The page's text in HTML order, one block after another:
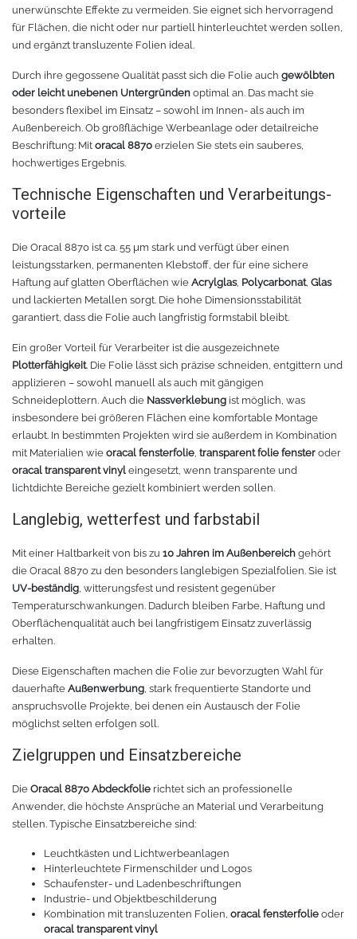
Übersicht
Chemica Firstmark
Chemica Hotmark
Chemica Holograflex
Chemica Upperflok
Chemica Sunmark
Chemica Printbar
Chemica Reflex
Chemica Darklite
Chemica Metallic
Chemica Fashion
Transferpapier
Transferfolie
Chemica Quickflex
Chemica Hotmark Revolution
Chemica Bling-Bling
Chemica Allmark
Chemica Carbon
Sonnenschutzfolie für Autos
Sonnenschutzfolie für Gebäude
Daylight
Griffe
Schnellspanner
Taschen und Kisten
Ausstattung für Taschen
Werkzeugtasche
Werkzeugkasten
Reinigung
Tücher
Reinigungsset
Glasschaber
Verpackungsmaschinen
Klebeband
Ausrüstung
Rollenhalter
infokarten
Rollenständer
Materialrollen
Zubehör für Transferpressen
Teflonkissen
Silikonmatten zum backen
Verschiedenes
unerwünschte Effekte zu vermeiden. Sie eignet sich hervorragend
für Flächen, die nicht oder nur partiell hinterleuchtet werden sollen,
und ergänzt transluzente Folien ideal.
Durch ihre gegossene Qualität passt sich die Folie auch gewölbten
oder leicht unebenen Untergründen optimal an. Das macht sie
besonders flexibel im Einsatz – sowohl im Innen- als auch im
Außenbereich. Ob großflächige Werbeanlage oder detailreiche
Beschriftung: Mit oracal 8870 erzielen Sie stets ein sauberes,
hochwertiges Ergebnis.
Technische Eigenschaften und Verarbeitungs­
vorteile
Die Oracal 8870 ist ca. 55 µm stark und verfügt über einen
leistungsstarken, permanenten Klebstoff, der für eine sichere
Haftung auf glatten Oberflächen wie Acrylglas, Polycarbonat, Glas
und lackierten Metallen sorgt. Die hohe Dimensionsstabilität
garantiert, dass die Folie auch langfristig formstabil bleibt.
Ein großer Vorteil für Verarbeiter ist die ausgezeichnete
Plotterfähigkeit. Die Folie lässt sich präzise schneiden, entgittern und
applizieren – sowohl manuell als auch mit gängigen
Schneideplottern. Auch die Nassverklebung ist möglich, was
insbesondere bei größeren Flächen eine komfortable Montage
erlaubt. In bestimmten Projekten wird sie außerdem in Kombination
mit Materialien wie oracal fensterfolie, transparent folie fenster oder
oracal transparent vinyl eingesetzt, wenn transparente und
lichtdichte Bereiche gezielt kombiniert werden sollen.
Langlebig, wetterfest und farbstabil
Mit einer Haltbarkeit von bis zu 10 Jahren im Außenbereich gehört
die Oracal 8870 zu den besonders langlebigen Spezialfolien. Sie ist
UV-beständig, witterungsfest und resistent gegenüber
Temperaturschwankungen. Dadurch bleiben Farbe, Haftung und
Oberflächenqualität auch bei langfristigem Einsatz zuverlässig
erhalten.
Diese Eigenschaften machen die Folie zur bevorzugten Wahl für
dauerhafte Außenwerbung, stark frequentierte Standorte und
anspruchsvolle Projekte, bei denen ein Austausch der Folie
möglichst selten erfolgen soll.
Zielgruppen und Einsatzbereiche
Die Oracal 8870 Abdeckfolie richtet sich an professionelle
Anwender, die höchste Ansprüche an Material und Verarbeitung
stellen. Typische Einsatzbereiche sind:
Leuchtkästen und Lichtwerbeanlagen
Hinterleuchtete Firmenschilder und Logos
Schaufenster- und Ladenbeschriftungen
Industrie- und Objektbeschilderung
Kombination mit transluzenten Folien, oracal fensterfolie oder
oracal transparent vinyl